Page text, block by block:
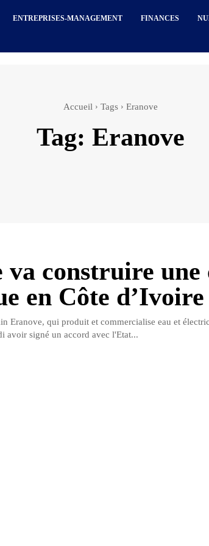
ENTREPRISES-MANAGEMENT FINANCES
Accueil Tags Eranove
Tag: Eranove
va construire une
en Côte d’Ivoire
Eranove, qui produit et commercialise eau et
avoir signé un accord avec l'Etat...